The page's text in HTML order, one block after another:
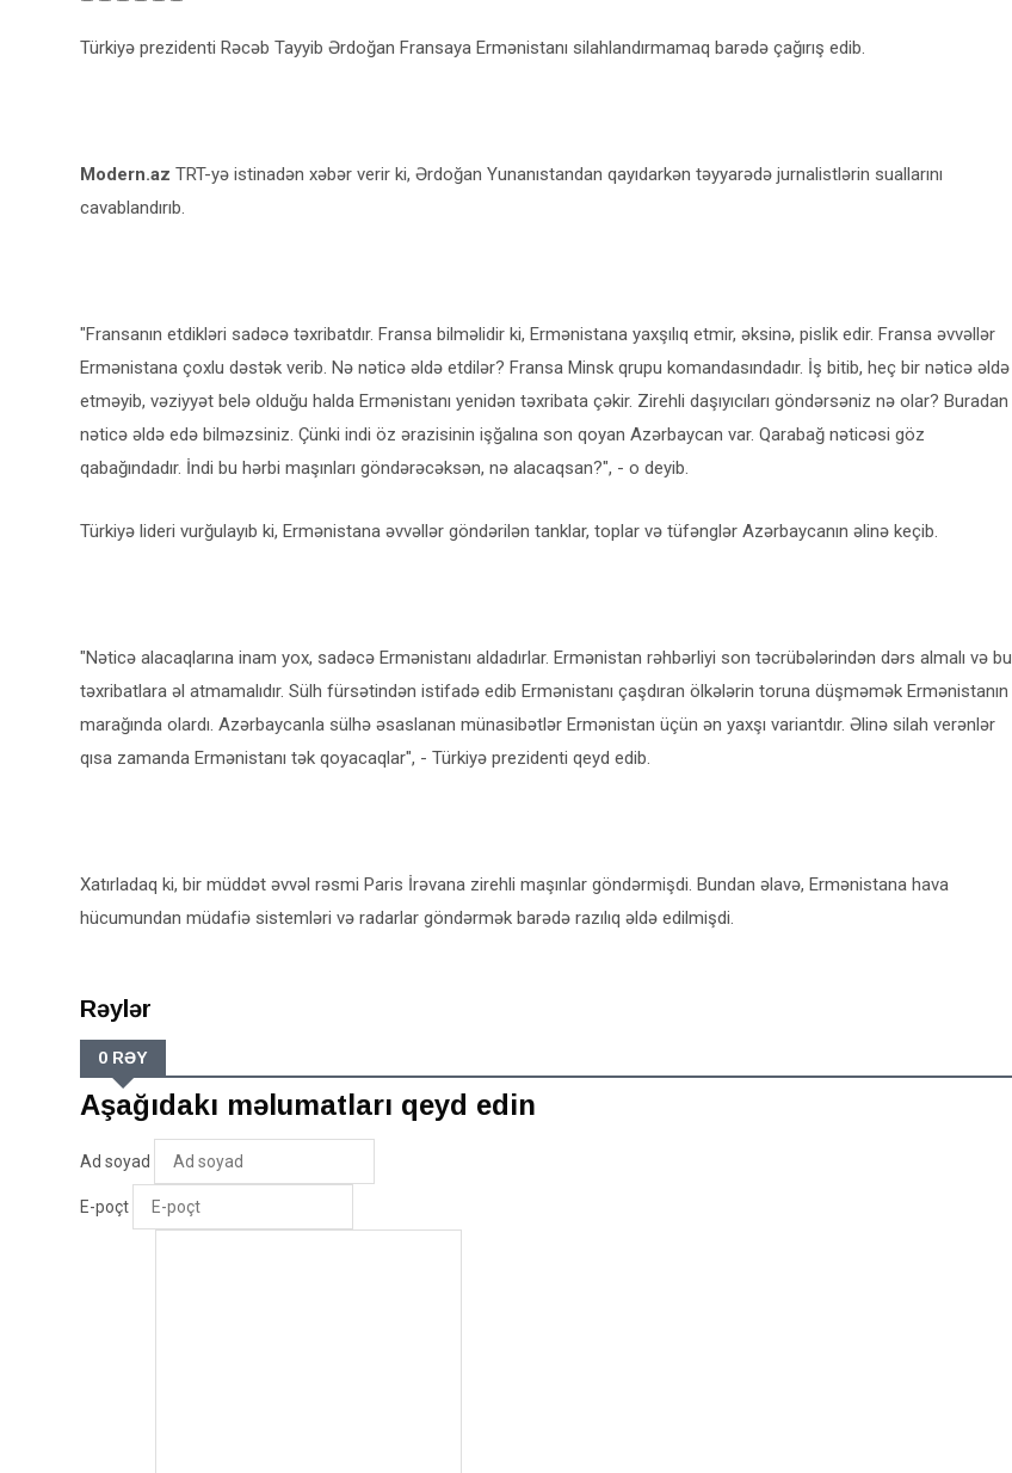
Türkiyə prezidenti Rəcəb Tayyib Ərdoğan Fransaya Ermənistanı silahlandırmamaq barədə çağırış edib.
Modern.az TRT-yə istinadən xəbər verir ki, Ərdoğan Yunanıstandan qayıdarkən təyyarədə jurnalistlərin suallarını
cavablandırıb.
"Fransanın etdikləri sadəcə təxribatdır. Fransa bilməlidir ki, Ermənistana yaxşılıq etmir, əksinə, pislik edir. Fransa əvvəllər
Ermənistana çoxlu dəstək verib. Nə nəticə əldə etdilər? Fransa Minsk qrupu komandasındadır. İş bitib, heç bir nəticə əldə
etməyib, vəziyyət belə olduğu halda Ermənistanı yenidən təxribata çəkir. Zirehli daşıyıcıları göndərsəniz nə olar? Buradan
nəticə əldə edə bilməzsiniz. Çünki indi öz ərazisinin işğalına son qoyan Azərbaycan var. Qarabağ nəticəsi göz
qabağındadır. İndi bu hərbi maşınları göndərəcəksən, nə alacaqsan?", - o deyib.
Türkiyə lideri vurğulayıb ki, Ermənistana əvvəllər göndərilən tanklar, toplar və tüfənglər Azərbaycanın əlinə keçib.
"Nəticə alacaqlarına inam yox, sadəcə Ermənistanı aldadırlar. Ermənistan rəhbərliyi son təcrübələrindən dərs almalı və bu
təxribatlara əl atmamalıdır. Sülh fürsətindən istifadə edib Ermənistanı çaşdıran ölkələrin toruna düşməmək Ermənistanın
marağında olardı. Azərbaycanla sülhə əsaslanan münasibətlər Ermənistan üçün ən yaxşı variantdır. Əlinə silah verənlər
qısa zamanda Ermənistanı tək qoyacaqlar", - Türkiyə prezidenti qeyd edib.
Xatırladaq ki, bir müddət əvvəl rəsmi Paris İrəvana zirehli maşınlar göndərmişdi. Bundan əlavə, Ermənistana hava
hücumundan müdafiə sistemləri və radarlar göndərmək barədə razılıq əldə edilmişdi.
Rəylər
0 RƏY
Aşağıdakı məlumatları qeyd edin
Ad soyad
E-poçt